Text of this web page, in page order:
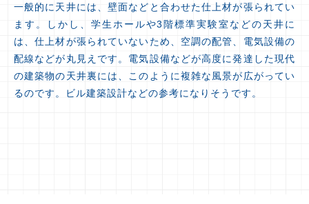
一般的に天井には、壁面などと合わせた仕上材が張られてい
ます。しかし、学生ホールや3階標準実験室などの天井に
は、仕上材が張られていないため、空調の配管、電気設備の
配線などが丸見えです。電気設備などが高度に発達した現代
の建築物の天井裏には、このように複雑な風景が広がってい
るのです。ビル建築設計などの参考になりそうです。